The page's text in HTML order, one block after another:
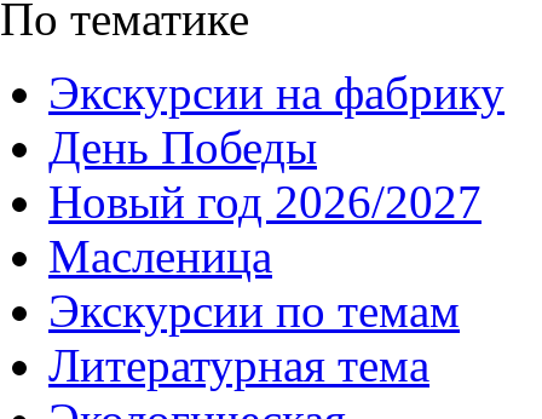
По тематике
Экскурсии на фабрику
День Победы
Новый год 2026/2027
Масленица
Экскурсии по темам
Литературная тема